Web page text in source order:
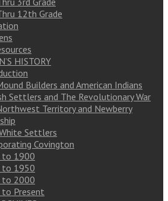
12th Grade
HISTORY
Builders and American Indians
Settlers and The Revolutionary War
Territory and Newberry
Settlers
Covington
to 1900
to 1950
to 2000
Present